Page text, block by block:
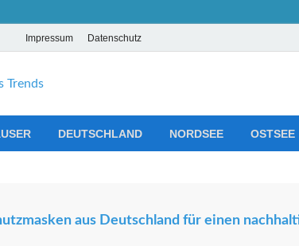
Impressum Datenschutz
Ferienhaus
DEUTSCHLAND NORDSEE OSTSEE
aus Deutschland für einen